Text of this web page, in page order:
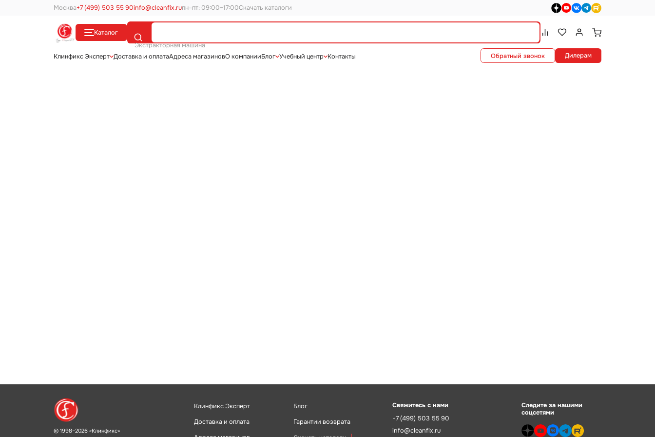
Москва+7 (499) 503 55 90info@cleanfix.ruпн–пт: 09:00–17:00Скачать каталоги dzen>youtube>
vk>telegram>
rutube>
Каталог
Экстракторная машина
Поиск
Сравнение.
Список избранного.
Войти или
Клинфикс Эксперт Доставка и оплатаАдреса магазиновО компанииБлог Учебный центр Контакты Обратный звонок Дилерам
© 1998–2026 «Клинфикс»
Клинфикс Эксперт
Доставка и оплата
Блог
Гарантии возврата
Свяжитесь с нами
+7 (499) 503 55 90
info@cleanfix.ru
Следите за нашими
соцсетями
dzen>youtube>
vk> telegram>
rutube>